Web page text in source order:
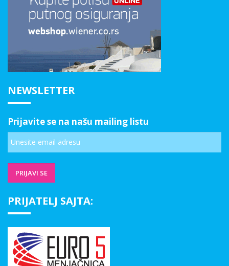
NEWSLETTER
Prijavite se na našu mailing listu
PRIJATELJ SAJTA: